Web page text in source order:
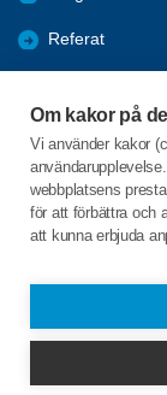
Om kakor på
Vi använder kakor
webbplatsens
för att förbättra och
att kunna erbjuda
Referat
Bli medlem
Förmåner
C/o:Sive Björk